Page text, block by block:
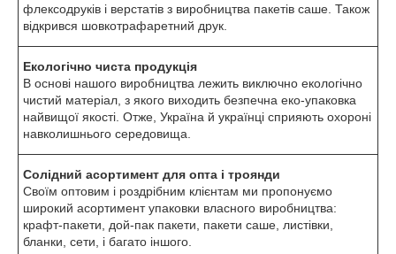
флексодруків і верстатів з виробництва пакетів саше. Також
відкрився шовкотрафаретний друк.
Екологічно чиста продукція
В основі нашого виробництва лежить виключно екологічно
чистий матеріал, з якого виходить безпечна еко-упаковка
найвищої якості. Отже, Україна й українці сприяють охороні
навколишнього середовища.
Солідний асортимент для опта і троянди
Своїм оптовим і роздрібним клієнтам ми пропонуємо
широкий асортимент упаковки власного виробництва:
крафт-пакети, дой-пак пакети, пакети саше, листівки,
бланки, сети, і багато іншого.